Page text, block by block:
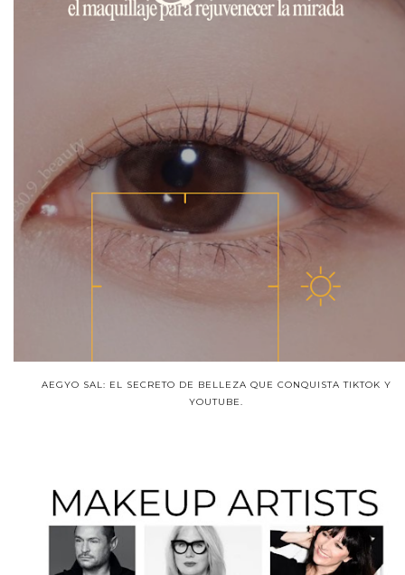
AEGYO SAL: EL SECRETO DE BELLEZA QUE CONQUISTA TIKTOK Y
YOUTUBE.